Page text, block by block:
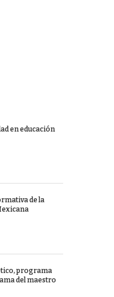
en educación
de la
programa
del maestro